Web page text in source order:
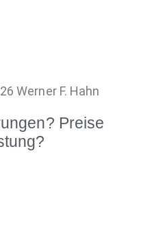
Werner F. Hahn
Preise